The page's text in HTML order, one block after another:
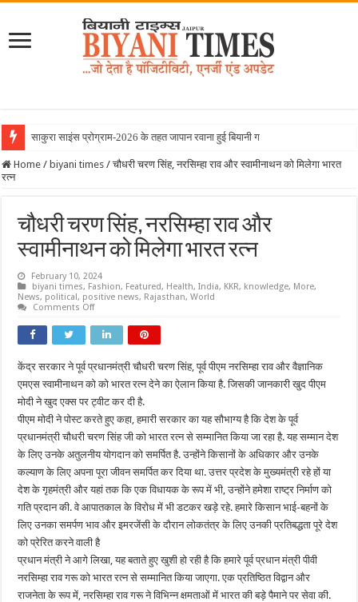
साकुरा साइंस प्रोग्राम-2026 के तहत जापान रवाना हुई बियानी ग्रुप ऑफ कॉलेज
Home / biyani times / चौधरी चरण सिंह, नरसिम्हा राव और स्वामीनाथन को मिलेगा भारत
रत्न
चौधरी चरण सिंह, नरसिम्हा राव और
स्वामीनाथन को मिलेगा भारत रत्न
February 10, 2024
biyani times, Fashion, Featured, Health,India, KKR, knowledge, More,
News, political, positive news, Rajasthan,World
Comments Offon
चरण
सिंह,
नरसिम्हा
और
स्वामीनाथन
को
मिलेगा
भारत
रत्न
केंद्र सरकार ने पूर्व प्रधानमंत्री चौधरी चरण सिंह, पूर्व पीएम नरसिम्हा राव और वैज्ञानिक
एमएस स्वामीनाथन को को भारत रत्न देने का ऐलान किया है. जिसकी जानकारी खुद पीएम
मोदी ने खुद एक्स पर ट्वीट कर दी है.
पीएम मोदी ने पोस्ट करते हुए कहा, हमारी सरकार का यह सौभाग्य है कि देश के पूर्व
प्रधानमंत्री चौधरी चरण सिंह जी को भारत रत्न से सम्मानित किया जा रहा है. यह सम्मान देश
के लिए उनके अतुलनीय योगदान को समर्पित है. उन्होंने किसानों के अधिकार और उनके
कल्याण के लिए अपना पूरा जीवन समर्पित कर दिया था. उत्तर प्रदेश के मुख्यमंत्री रहे हों या
देश के गृहमंत्री और यहां तक कि एक विधायक के रूप में भी, उन्होंने हमेशा राष्ट्र निर्माण को
गति प्रदान की. वे आपातकाल के विरोध में भी डटकर खड़े रहे. हमारे किसान भाई-बहनों के
लिए उनका समर्पण भाव और इमरजेंसी के दौरान लोकतंत्र के लिए उनकी प्रतिबद्धता पूरे देश
को प्रेरित करने वाली है
प्रधान मंत्री ने आगे लिखा, यह बताते हुए खुशी हो रही है कि हमारे पूर्व प्रधान मंत्री पीवी
नरसिम्हा राव गरू को भारत रत्न से सम्मानित किया जाएगा. एक प्रतिष्ठित विद्वान और
राजनेता के रूप में, नरसिम्हा राव गरू ने विभिन्न क्षमताओं में भारत की बड़े पैमाने पर सेवा की.